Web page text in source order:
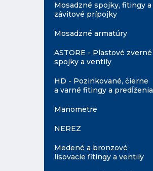
Mosadzné spojky, fitingy a
závitové prípojky
Mosadzné armatúry
ASTORE - Plastové zverné
spojky a ventily
HD - Pozinkované, čierne
a varné fitingy a predĺženia
Manometre
NEREZ
Medené a bronzové
lisovacie fitingy a ventily